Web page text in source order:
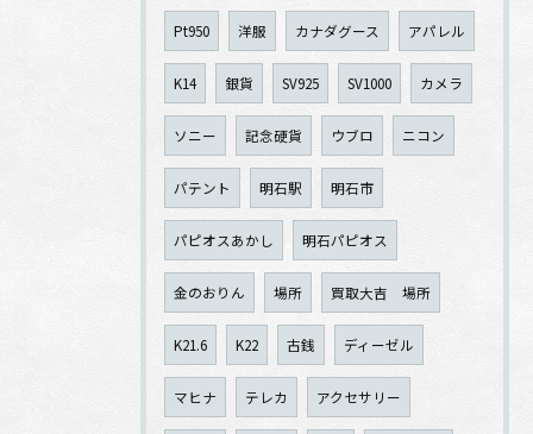
Pt950 洋服 カナダグース アパレル
K14 銀貨 SV925 SV1000 カメラ
ソニー 記念硬貨 ウブロ ニコン
パテント 明石駅 明石市
パピオスあかし 明石パピオス
金のおりん 場所 買取大吉 場所
K21.6 K22 古銭 ディーゼル
マヒナ テレカ アクセサリー